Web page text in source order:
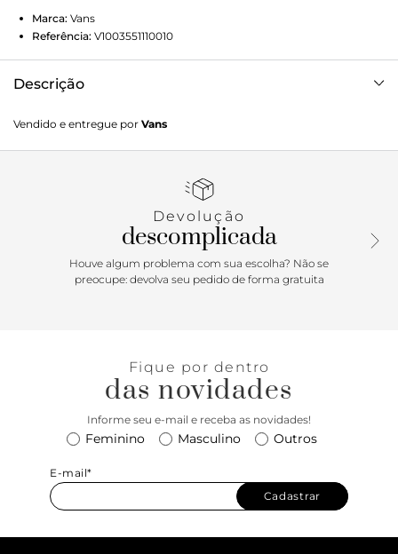
Marca: Vans
Referência: V1003551110010
Descrição
necessidade de um tênis versátil para longas jornadas. O
modelo Tênis Ultrarange Se 20 Chipmunk combina
construção cold cement, entregando conforto e leveza.
enquanto o bico redondo, a sidestripe discreta e o
acolchoamento no tornozelo oferecem suporte e
flexibilidade.
Vendido e entregue por Vans
Devolução
descomplicada
Houve algum problema com sua escolha? Não se
preocupe: devolva seu pedido de forma gratuita
Fique por dentro
das novidades
Informe seu e-mail e receba as novidades!
Feminino Masculino Outros
E-mail*
Cadastrar